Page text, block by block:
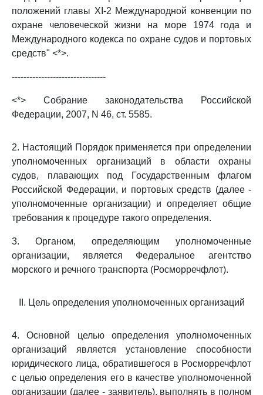
положений главы XI-2 Международной конвенции по
охране человеческой жизни на море 1974 года и
Международного кодекса по охране судов и портовых
средств" <*>.
--------------------------------
<*> Собрание законодательства Российской
Федерации, 2007, N 46, ст. 5585.
2. Настоящий Порядок применяется при определении
уполномоченных организаций в области охраны
судов, плавающих под Государственным флагом
Российской Федерации, и портовых средств (далее -
уполномоченные организации) и определяет общие
требования к процедуре такого определения.
3. Органом, определяющим уполномоченные
организации, является Федеральное агентство
морского и речного транспорта (Росморречфлот).
II. Цель определения уполномоченных организаций
4. Основной целью определения уполномоченных
организаций является установление способности
юридического лица, обратившегося в Росморречфлот
с целью определения его в качестве уполномоченной
организации (далее - заявитель), выполнять в полном